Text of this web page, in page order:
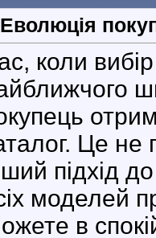
Еволюція
коли
Це не
підхід
моделей
в